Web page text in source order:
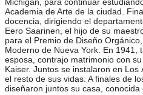
Michigan, para continuar
Academia de Arte de la ciudad.
docencia, dirigiendo el
Eero Saarinen, el hijo de su
para el Premio de Diseño
Moderno de Nueva York. En 1941,
esposa, contrajo matrimonio con
Kaiser. Juntos se instalaron en
el resto de sus vidas. A finales de
diseñaron juntos su casa, conocida